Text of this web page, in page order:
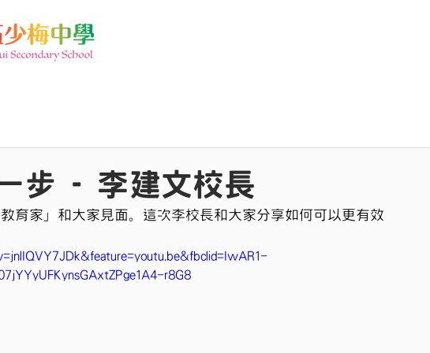
步 - 李建文校長
育家」和大家見面。這次李校長和大家分享如何可以更有效
r8G8